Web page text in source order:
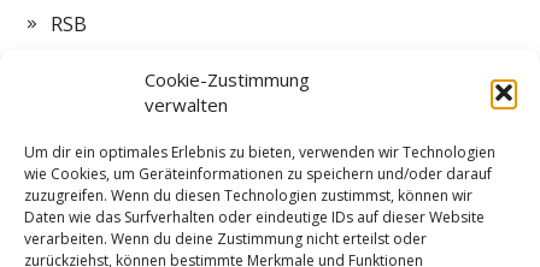
Cookie-Zustimmung
verwalten
Um dir ein optimales Erlebnis zu bieten, verwenden wir Technologien
wie Cookies, um Geräteinformationen zu speichern und/oder darauf
zuzugreifen. Wenn du diesen Technologien zustimmst, können wir
Daten wie das Surfverhalten oder eindeutige IDs auf dieser Website
verarbeiten. Wenn du deine Zustimmung nicht erteilst oder
zurückziehst, können bestimmte Merkmale und Funktionen
RSB
Zeltlager
ZMI